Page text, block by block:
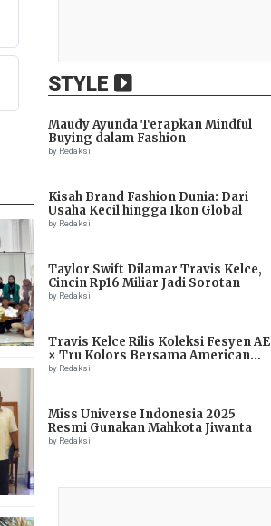
STYLE
Maudy Ayunda Terapkan Mindful
Buying dalam Fashion
by Redaksi
Kisah Brand Fashion Dunia: Dari
Usaha Kecil hingga Ikon Global
by Redaksi
Taylor Swift Dilamar Travis Kelce,
Cincin Rp16 Miliar Jadi Sorotan
by Redaksi
Travis Kelce Rilis Koleksi Fesyen AE
× Tru Kolors Bersama American
Eagle
by Redaksi
Miss Universe Indonesia 2025
Resmi Gunakan Mahkota Jiwanta
by Redaksi